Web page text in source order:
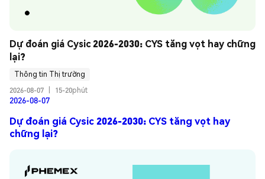
Dự đoán giá Cysic 2026-2030: CYS tăng vọt hay chững
lại?
Thông tin Thị trường
2026-08-07
15-20phút
2026-08-07
Dự đoán giá Cysic 2026-2030: CYS tăng vọt hay
chững lại?